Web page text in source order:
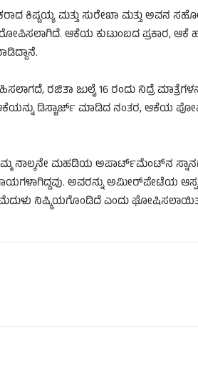
ಕಿಷ್ಟಯ್ಯ ಮತ್ತು ಸುರೇಖಾ ಮತ್ತು ಅವನ
ಆಕೆಯ ಕುಟುಂಬದ ಪ್ರಕಾರ,
ರಜಿತಾ ಜುಲೈ 16 ರಂದು ನಿದ್ರೆ
ಆಕೆಯನ್ನು ಡಿಸ್ಚಾರ್ಜ್ ಮಾಡಿದ ನಂತರ, ಆಕೆಯ
ತಮ್ಮ ನಾಲ್ಕನೇ ಮಹಡಿಯ ಅಪಾರ್ಟ್‌ಮೆಂಟ್‌ನ
ಅವರನ್ನು ಅಮೀರ್‌ಪೇಟೆಯ
ನಿಷ್ಕ್ರಿಯಗೊಂಡಿದೆ ಎಂದು